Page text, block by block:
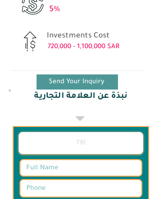
5%
Investments Cost
720,000 - 1,100,000 SAR
Send Your Inquiry